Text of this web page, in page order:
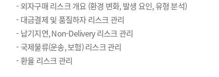
- 외자구매 리스크 개요 (환경 변화, 발생 요인, 유형 분석)
- 대금결제 및 품질하자 리스크 관리
- 납기지연, Non-Delivery 리스크 관리
- 국제물류(운송, 보험) 리스크 관리
- 환율 리스크 관리